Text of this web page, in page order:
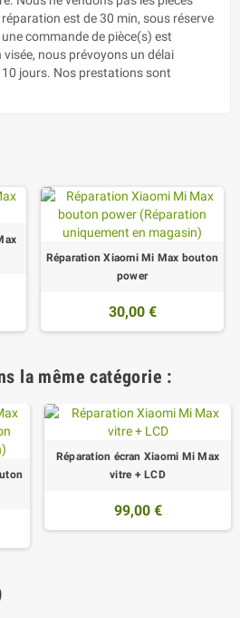
est de 30 min, sous réserve
commande de pièce(s) est
nous prévoyons un délai
jours. Nos prestations sont
Réparation Xiaomi Mi Max bouton
power
30,00 €
la même catégorie :
Réparation écran Xiaomi Mi Max
vitre + LCD
99,00 €